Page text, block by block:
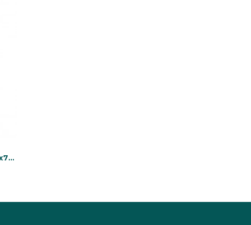
Werzalit, Allzalit veya Wermodin Masa Tablası 70x70 - Kırmızı